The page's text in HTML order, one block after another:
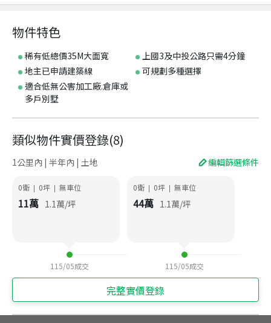
物件特色
稀有低總價35M大面寬
上國3及中投公路只需4分鐘
地主已申請建築線
可規劃多種選擇
適合低無公害加工廠.倉庫或
多戶別墅
類似物件實價登錄(8)
1公里內 | 半年內 | 土地 編輯篩選條件
0衛 | 0坪 | 無車位
11萬 1.1萬/坪
115/05成交
0衛 | 0坪 | 無車位
44萬 1.1萬/坪
115/05成交
完整實價登錄